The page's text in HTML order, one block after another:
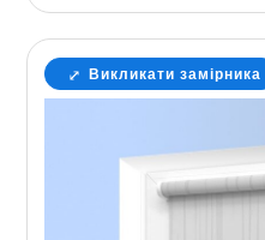
Викликати замірника